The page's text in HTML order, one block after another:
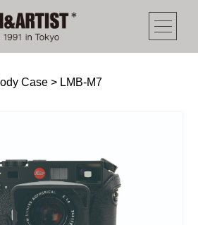
Case > LMB-M7